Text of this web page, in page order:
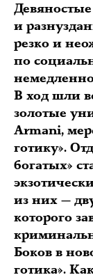
и
резко и
по
В ход шли
золотые
Armani,
готику».
богатых»
из них —
которого
Боков в
готика».